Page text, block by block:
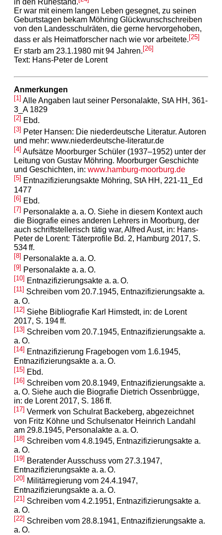
in den Ruhestand.
Er war mit einem langen Leben gesegnet, zu seinen
Geburtstagen bekam Möhring Glückwunschschreiben
von den Landesschulräten, die gerne hervorgehoben,
dass er als Heimatforscher nach wie vor arbeitete. [25]
Er starb am 23.1.1980 mit 94 Jahren.[26]
Text: Hans-Peter de Lorent
Anmerkungen
[1] Alle Angaben laut seiner Personalakte, StA HH, 361-
3_A 1829
[2] Ebd.
[3] Peter Hansen: Die niederdeutsche Literatur. Autoren
und mehr: www.niederdeutsche-literatur.de
[4] Aufsätze Moorburger Schüler (1937–1952) unter der
Leitung von Gustav Möhring. Moorburger Geschichte
und Geschichten, in: www.hamburg-moorburg.de
[5] Entnazifizierungsakte Möhring, StA HH, 221-11_Ed
1477
[6] Ebd.
[7] Personalakte a. a. O. Siehe in diesem Kontext auch
die Biografie eines anderen Lehrers in Moorburg, der
auch schriftstellerisch tätig war, Alfred Aust, in: Hans-
Peter de Lorent: Täterprofile Bd. 2, Hamburg 2017, S.
534 ff.
[8] Personalakte a. a. O.
[9] Personalakte a. a. O.
[10] Entnazifizierungsakte a. a. O.
[11] Schreiben vom 20.7.1945, Entnazifizierungsakte a.
a. O.
[12] Siehe Bibliografie Karl Himstedt, in: de Lorent
2017, S. 194 ff.
[13] Schreiben vom 20.7.1945, Entnazifizierungsakte a.
a. O.
[14] Entnazifizierung Fragebogen vom 1.6.1945,
Entnazifizierungsakte a. a. O.
[15] Ebd.
[16] Schreiben vom 20.8.1949, Entnazifizierungsakte a.
a. O. Siehe auch die Biografie Dietrich Ossenbrügge,
in: de Lorent 2017, S. 186 ff.
[17] Vermerk von Schulrat Backeberg, abgezeichnet
von Fritz Köhne und Schulsenator Heinrich Landahl
am 29.8.1945, Personalakte a. a. O.
[18] Schreiben vom 4.8.1945, Entnazifizierungsakte a.
a. O.
[19] Beratender Ausschuss vom 27.3.1947,
Entnazifizierungsakte a. a. O.
[20] Militärregierung vom 24.4.1947,
Entnazifizierungsakte a. a. O.
[21] Schreiben vom 4.2.1951, Entnazifizierungsakte a.
a. O.
[22] Schreiben vom 28.8.1941, Entnazifizierungsakte a.
a. O.